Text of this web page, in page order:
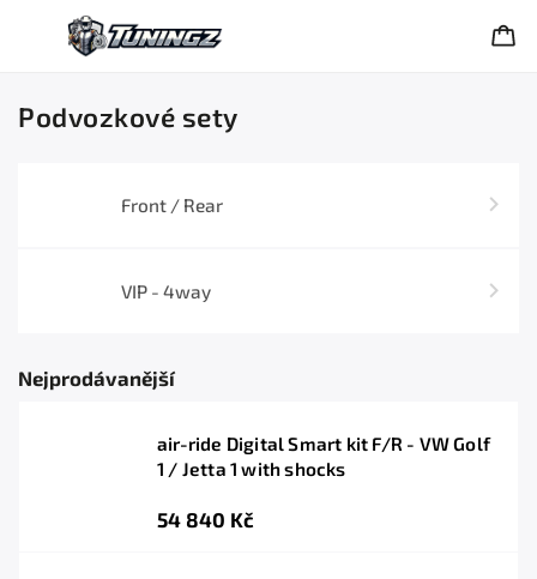
Podvozkové sety
Front / Rear
VIP - 4way
Nejprodávanější
air-ride Digital Smart kit F/R - VW Golf
1 / Jetta 1 with shocks
54 840 Kč